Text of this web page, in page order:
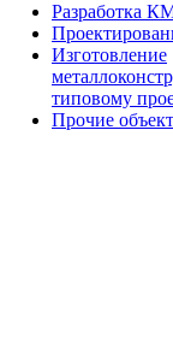
Разработка
Изготовление
типовому
Прочие